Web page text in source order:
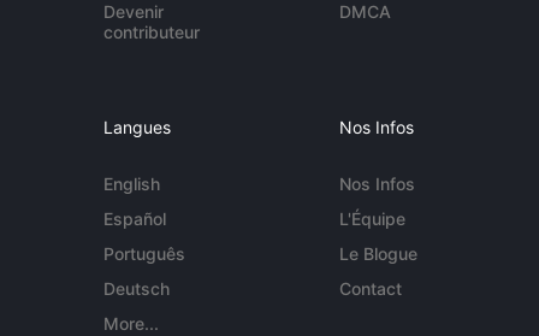
Devenir
contributeur
DMCA
Langues
English
Español
Português
Deutsch
More...
Nos Infos
Nos Infos
L'Équipe
Le Blogue
Contact